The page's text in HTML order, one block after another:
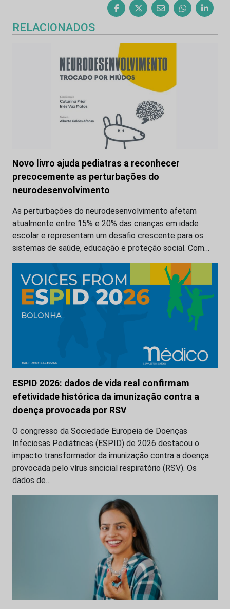
RELACIONADOS
Novo livro ajuda pediatras a reconhecer
precocemente as perturbações do
neurodesenvolvimento
As perturbações do neurodesenvolvimento afetam
atualmente entre 15% e 20% das crianças em idade
escolar e representam um desafio crescente para os
sistemas de saúde, educação e proteção social. Com…
ESPID 2026: dados de vida real confirmam
efetividade histórica da imunização contra a
doença provocada por RSV
O congresso da Sociedade Europeia de Doenças
Infeciosas Pediátricas (ESPID) de 2026 destacou o
impacto transformador da imunização contra a doença
provocada pelo vírus sincicial respiratório (RSV). Os
dados de…